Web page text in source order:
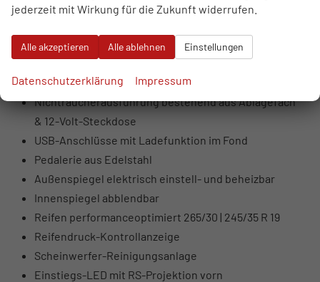
Interieurapplikationen Vanadiumoptik
/ Lüftungsdüsen]
RS-Einstiegsleisten
Dachhimmel Stoff schwarz
Nichtraucherausführung bestehend aus Ablagefach
& 12-Volt-Steckdose
USB-Anschlüsse mit Ladefunktion im Fond
Pedalerie aus Edelstahl
Außenspiegel elektrisch einstell- und beheizbar
Innenspiegel abblendbar
Reifen performanceoptimiert 265/30 | 245/35 R 19
Reifendruck-Kontrollanzeige
Scheinwerfer-Reinigungsanlage
Einstiegs-LED mit RS-Projektion vorn
jederzeit mit Wirkung für die Zukunft widerrufen.
Alle akzeptieren Alle ablehnen Einstellungen
Datenschutzerklärung Impressum